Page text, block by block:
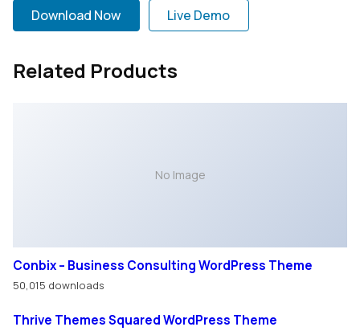
Download Now
Live Demo
Related Products
No Image
Conbix – Business Consulting WordPress Theme
50,015 downloads
Thrive Themes Squared WordPress Theme